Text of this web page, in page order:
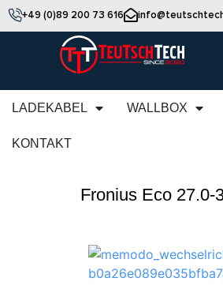
+49 (0)89 200 73 616
LADEKABEL WALLBOX
KONTAKT
Fronius Eco 27.0-